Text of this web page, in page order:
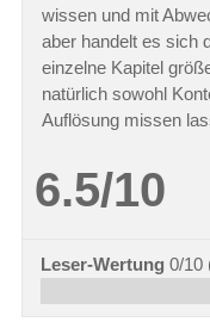
wissen und mit
aber handelt es sich
einzelne Kapitel
natürlich sowohl
Auflösung missen
6.5/10
Leser-Wertung 0/10